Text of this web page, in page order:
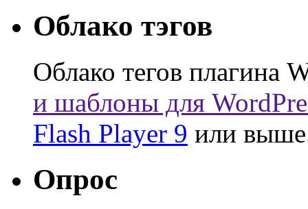
Облако тэгов
Облако тегов плагина
и шаблоны для
Flash Player 9 или
Опрос